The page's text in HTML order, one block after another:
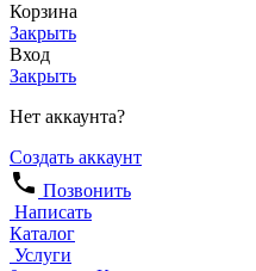
Корзина
Закрыть
Вход
Закрыть
Нет аккаунта?
Создать аккаунт
Позвонить
Написать
Каталог
Услуги